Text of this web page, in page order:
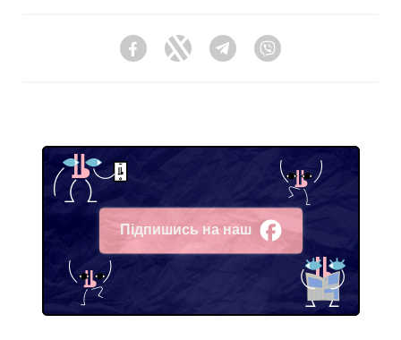
FacebookTwitter Telegram
Підпишись на наш
Facebook